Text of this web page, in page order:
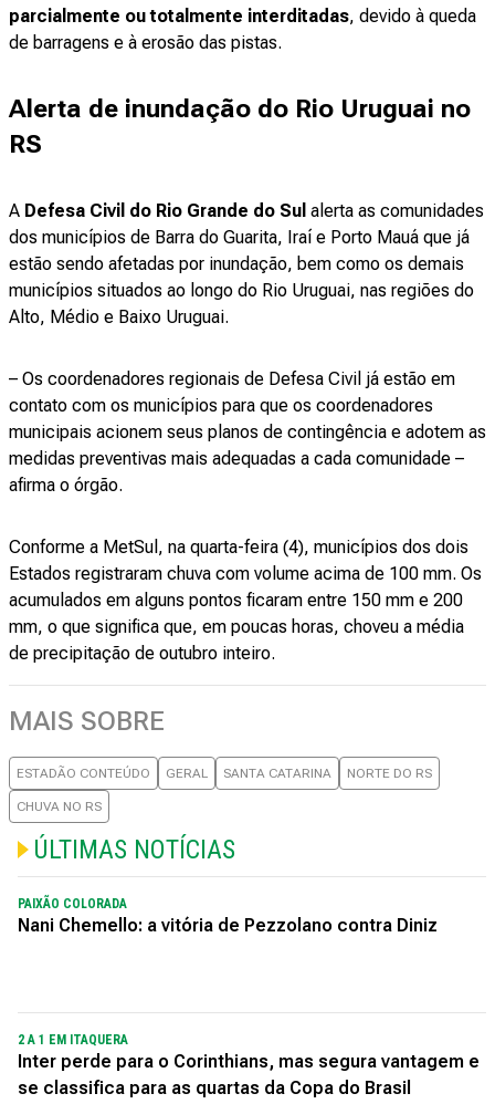
parcialmente ou totalmente interditadas, devido à queda
de barragens e à erosão das pistas.
Alerta de inundação do Rio Uruguai no
RS
A Defesa Civil do Rio Grande do Sul alerta as comunidades
dos municípios de Barra do Guarita, Iraí e Porto Mauá que já
estão sendo afetadas por inundação, bem como os demais
municípios situados ao longo do Rio Uruguai, nas regiões do
Alto, Médio e Baixo Uruguai.
– Os coordenadores regionais de Defesa Civil já estão em
contato com os municípios para que os coordenadores
municipais acionem seus planos de contingência e adotem as
medidas preventivas mais adequadas a cada comunidade –
afirma o órgão.
Conforme a MetSul, na quarta-feira (4), municípios dos dois
Estados registraram chuva com volume acima de 100 mm. Os
acumulados em alguns pontos ficaram entre 150 mm e 200
mm, o que significa que, em poucas horas, choveu a média
de precipitação de outubro inteiro.
MAIS SOBRE
ESTADÃO CONTEÚDO GERAL SANTA CATARINA NORTE DO RS
CHUVA NO RS
ÚLTIMAS NOTÍCIAS
PAIXÃO COLORADA
Nani Chemello: a vitória de Pezzolano contra Diniz
2 A 1 EM ITAQUERA
Inter perde para o Corinthians, mas segura vantagem e
se classifica para as quartas da Copa do Brasil